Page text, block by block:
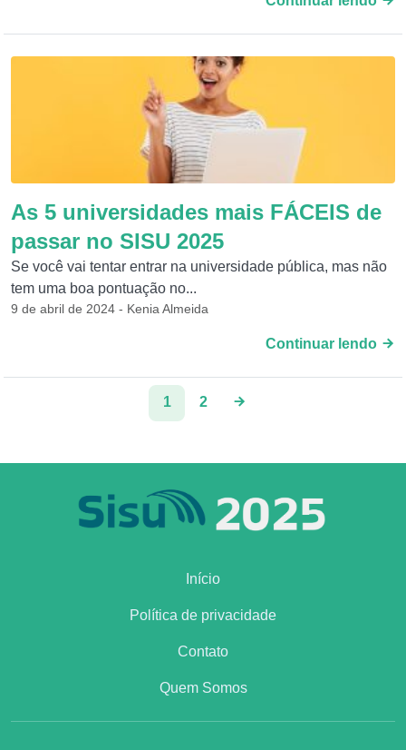
As 5 universidades mais FÁCEIS de
passar no SISU 2025
Se você vai tentar entrar na universidade pública, mas não
tem uma boa pontuação no...
9 de abril de 2024 - Kenia Almeida
Continuar lendo
1 2
Início
Política de privacidade
Contato
Quem Somos